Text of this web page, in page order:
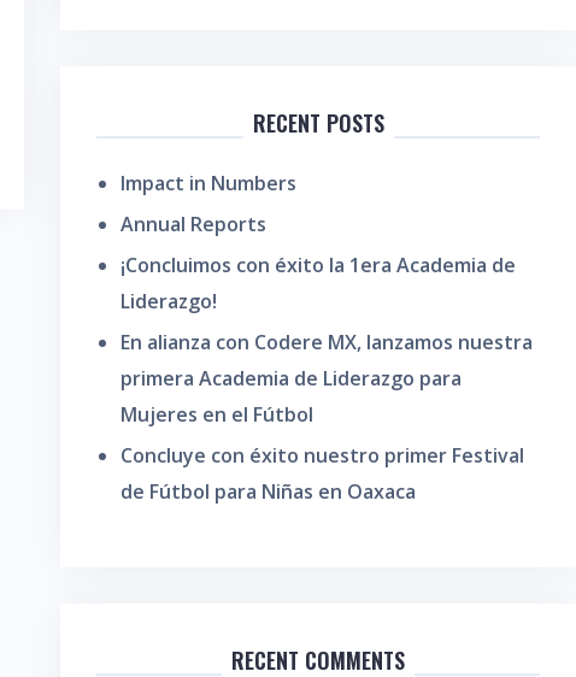
RECENT POSTS
Impact in Numbers
Annual Reports
¡Concluimos con éxito la 1era Academia de
Liderazgo!
En alianza con Codere MX, lanzamos nuestra
primera Academia de Liderazgo para
Mujeres en el Fútbol
Concluye con éxito nuestro primer Festival
de Fútbol para Niñas en Oaxaca
RECENT COMMENTS